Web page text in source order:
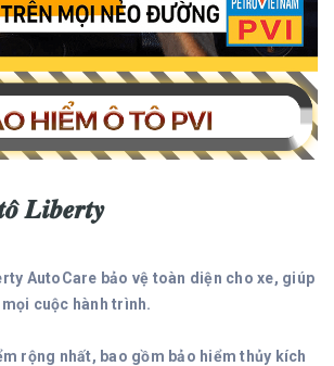
𝑳𝒊𝒃𝒆𝒓𝒕𝒚
AutoCare bảo vệ toàn diện cho xe, giúp
cuộc hành trình.
rộng nhất, bao gồm bảo hiểm thủy kích